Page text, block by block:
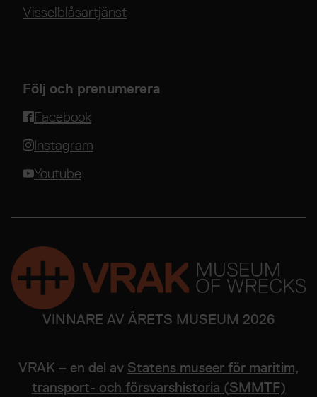
Visselblåsartjänst
Följ och prenumerera
Facebook
Instagram
Youtube
VINNARE AV ÅRETS MUSEUM 2026
VRAK – en del av Statens museer för maritim,
transport- och försvarshistoria (SMMTF)